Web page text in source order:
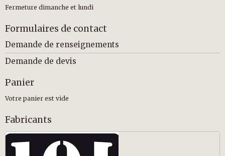
Fermeture dimanche et lundi
Formulaires de contact
Demande de renseignements
Demande de devis
Panier
Votre panier est vide
Fabricants